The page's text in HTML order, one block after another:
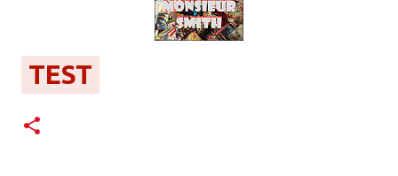
TEST